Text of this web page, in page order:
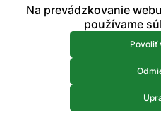
možností každej základnej
hygienicko-epidemiologických
Na zápise môže byť prítomný
dieťaťa, ktorý predloží
zástupcu konať v jeho mene /
Žiadame rodičov, aby na
pedagógovia ZŠ vykonávať
Na prevádzkovanie
používame
Povoliť
Uložiť
Viac